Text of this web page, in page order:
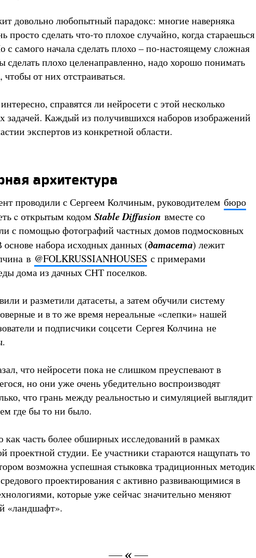
довольно любопытный парадокс: многие наверняка
просто сделать что-то плохое случайно, когда стараешься
с самого начала сделать плохо – по-настоящему сложная
сделать плохо целенаправленно, надо хорошо понимать
от них отстраиваться.
справятся ли нейросети с этой несколько
задачей. Каждый из получившихся наборов изображений
экспертов из конкретной области.
архитектура
проводили с Сергеем Колчиным, руководителем бюро
c открытым кодом Stable Diffusion вместе со
с помощью фотографий частных домов подмосковных
набора исходных данных (датасета) лежит
в @FOLKRUSSIANHOUSES с примерами
дома из дачных СНТ поселков.
и разметили датасеты, а затем обучили систему
и в то же время нереальные «слепки» нашей
и подписчики соцсети Сергея Колчина не
что нейросети пока не слишком преуспевают в
но они уже очень убедительно воспроизводят
что грань между реальностью и симуляцией выглядит
где бы то ни было.
как часть более обширных исследований в рамках
проектной студии. Ее участники стараются нащупать то
возможна успешная стыковка традиционных методик
проектирования с активно развивающимися в
которые уже сейчас значительно меняют
«ландшафт».